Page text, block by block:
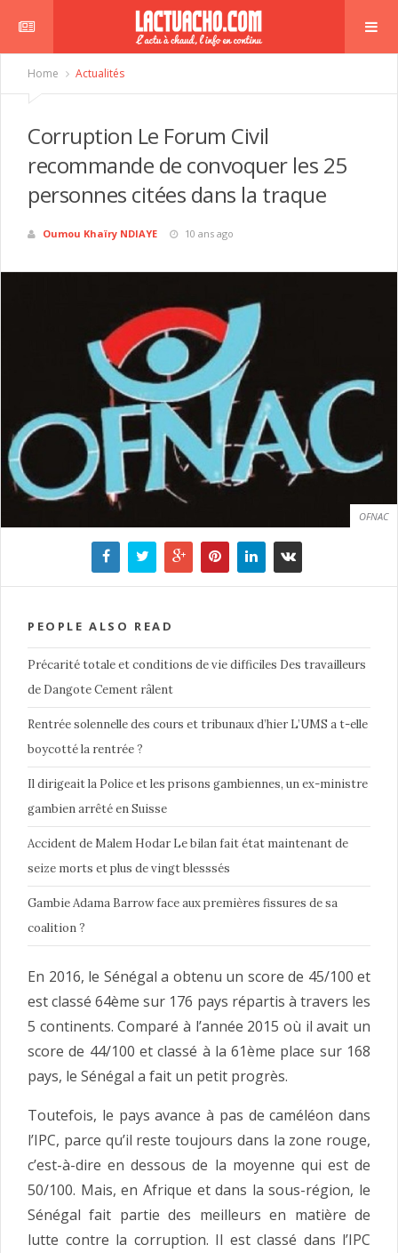
Home Actualités
Corruption Le Forum Civil
recommande de convoquer les 25
personnes citées dans la traque
Oumou Khaïry NDIAYE 10 ans ago
OFNAC
PEOPLE ALSO READ
Précarité totale et conditions de vie difficiles Des travailleurs
de Dangote Cement râlent
Rentrée solennelle des cours et tribunaux d’hier L’UMS a t-elle
boycotté la rentrée ?
Il dirigeait la Police et les prisons gambiennes, un ex-ministre
gambien arrêté en Suisse
Accident de Malem Hodar Le bilan fait état maintenant de
seize morts et plus de vingt blesssés
Gambie Adama Barrow face aux premières fissures de sa
coalition ?
En 2016, le Sénégal a obtenu un score de 45/100 et
est classé 64ème sur 176 pays répartis à travers les
5 continents. Comparé à l’année 2015 où il avait un
score de 44/100 et classé à la 61ème place sur 168
pays, le Sénégal a fait un petit progrès.
Toutefois, le pays avance à pas de caméléon dans
l’IPC, parce qu’il reste toujours dans la zone rouge,
c’est-à-dire en dessous de la moyenne qui est de
50/100. Mais, en Afrique et dans la sous-région, le
Sénégal fait partie des meilleurs en matière de
lutte contre la corruption. Il est classé dans l’IPC